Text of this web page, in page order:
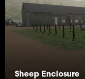
Sheep Enclosure